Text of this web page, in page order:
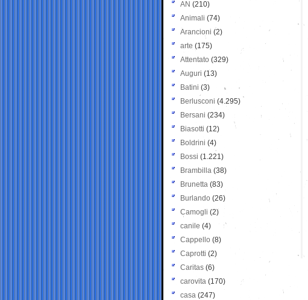
AN (210)
Animali (74)
Arancioni (2)
arte (175)
Attentato (329)
Auguri (13)
Batini (3)
Berlusconi (4.295)
Bersani (234)
Biasotti (12)
Boldrini (4)
Bossi (1.221)
Brambilla (38)
Brunetta (83)
Burlando (26)
Camogli (2)
canile (4)
Cappello (8)
Caprotti (2)
Caritas (6)
carovita (170)
casa (247)